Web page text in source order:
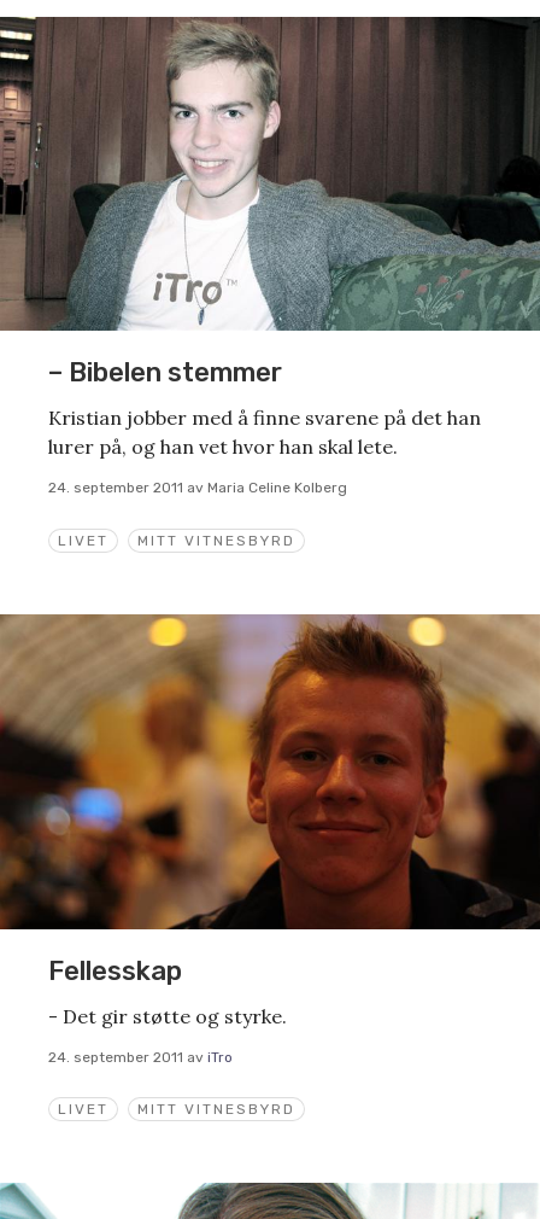
LIVET MITT VITNESBYRD
– Bibelen stemmer
Kristian jobber med å finne svarene på det han
lurer på, og han vet hvor han skal lete.
24. september 2011 av Maria Celine Kolberg
LIVET MITT VITNESBYRD
Fellesskap
- Det gir støtte og styrke.
24. september 2011 av iTro